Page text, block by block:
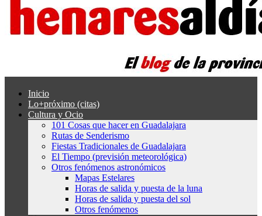
Inicio
Lo+próximo (citas)
Cultura y Ocio
101 Cosas que hacer en Guadalajara
Rutas de Senderismo
Fiestas Tradicionales de Guadalajara
El Tiempo (previsión meteorológica)
Otros fenómenos astronómicos
Mapas Estelares
Horas de salida y puesta de la luna
Horas de salida y puesta del sol
Otros fenómenos